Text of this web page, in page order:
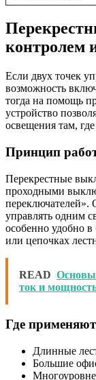
контролем
Если двух точек
возможность
тогда на помощь
устройство
освещения там,
Принцип
Перекрестные
проходными
переключателей».
управлять одним
особенно удобно
или цепочках
READ Основы
ток и
Где
Длинные
Большие